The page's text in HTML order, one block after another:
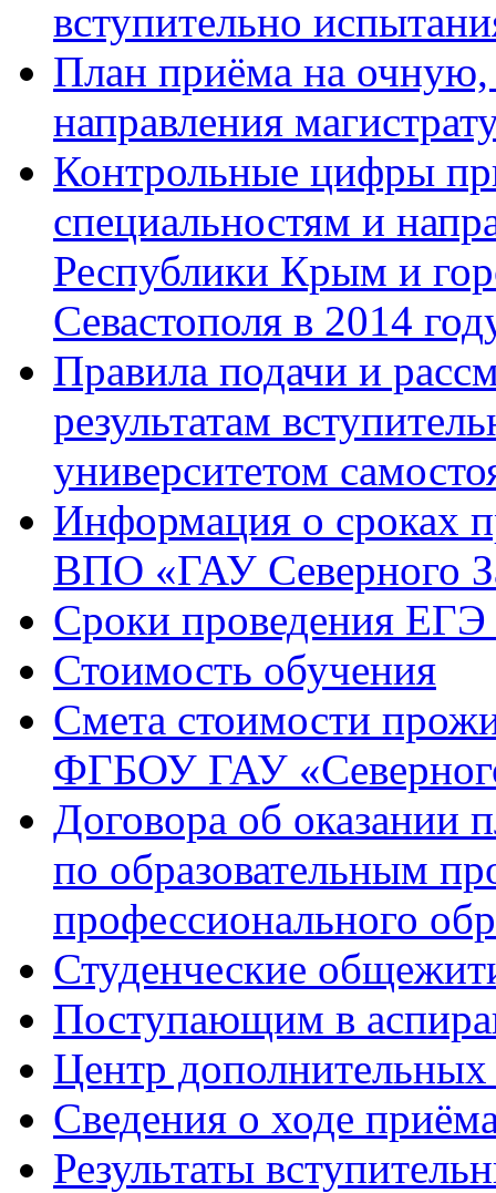
вступительно
План приёма на
направления
Контрольные цифры
специальностям и
Республики Крым и
Севастополя в 2014
Правила подачи и
результатам
университетом
Информация о сроках
ВПО «ГАУ Северного
Сроки проведения ЕГЭ
Стоимость обучения
Смета стоимости
ФГБОУ ГАУ
Договора об оказании
по образовательным
профессионального
Студенческие
Поступающим в
Центр дополнительных
Сведения о ходе
Результаты